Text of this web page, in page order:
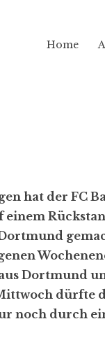
Home
hat der FC
einem
Dortmund
dürfte
noch durch